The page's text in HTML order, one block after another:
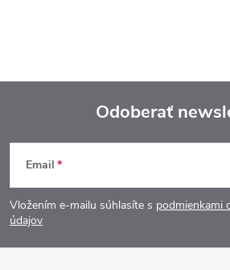
Z
á
p
Odoberať
Email
Vložením e-mailu súhlasíte s podmienkami
údajov